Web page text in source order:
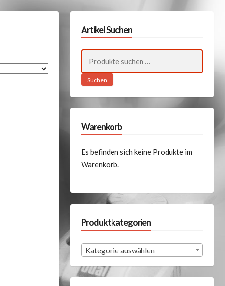
Artikel Suchen
nach:
Suchen
Warenkorb
Es befinden sich keine Produkte im
Warenkorb.
Produktkategorien
Kategorie auswählen